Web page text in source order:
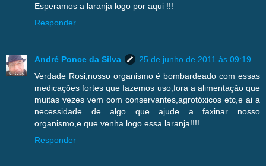
Esperamos a laranja logo por aqui !!!
Responder
André Ponce da Silva
25 de junho de 2011 às 09:19
Verdade Rosi,nosso organismo é bombardeado com essas
medicações fortes que fazemos uso,fora a alimentação que
muitas vezes vem com conservantes,agrotóxicos etc,e ai a
necessidade de algo que ajude a faxinar nosso
organismo,e que venha logo essa laranja!!!!
Responder